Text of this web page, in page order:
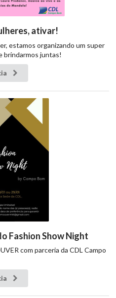
ativar!
estamos organizando um super
brindarmos juntas!
Fashion Show Night
com parceria da CDL Campo